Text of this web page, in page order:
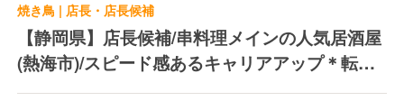
焼き鳥 | 店長・店長候補
【静岡県】店長候補/串料理メインの人気居酒屋
(熱海市)/スピード感あるキャリアアップ＊転居
費用負担＊独立支援制度あり